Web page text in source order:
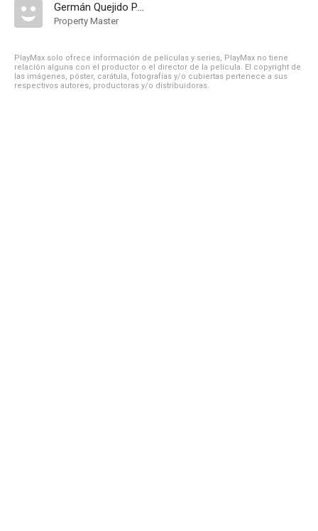
Germán Quejido Perrucha
Property Master
PlayMax solo ofrece información de películas y series, PlayMax no tiene
relación alguna con el productor o el director de la película. El copyright de
las imágenes, póster, carátula, fotografías y/o cubiertas pertenece a sus
respectivos autores, productoras y/o distribuidoras.